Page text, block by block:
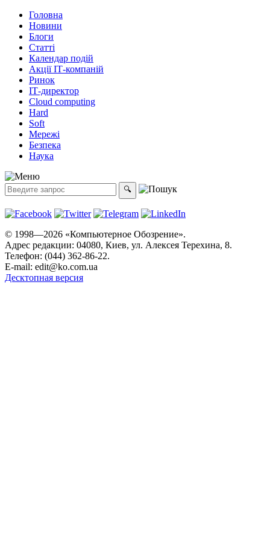
Головна
Новини
Блоги
Статті
Календар подій
Акції ІТ-компаній
Ринок
ІТ-директор
Cloud computing
Hard
Soft
Мережі
Безпека
Наука
© 1998—2026 «Компьютерное Обозрение».
Адрес редакции: 04080, Киев, ул. Алексея Терехина, 8.
Телефон: (044) 362-86-22.
E-mail: edit@ko.com.ua
Десктопная версия